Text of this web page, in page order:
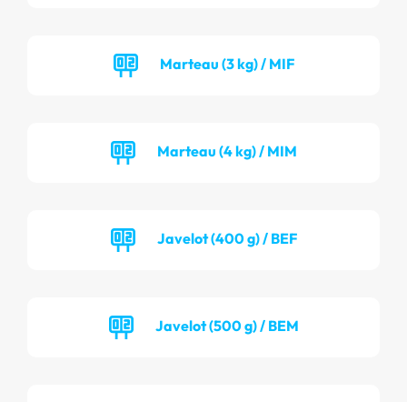
Marteau (3 kg) / MIF
Marteau (4 kg) / MIM
Javelot (400 g) / BEF
Javelot (500 g) / BEM